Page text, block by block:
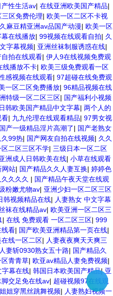
性生活av| 在线亚洲欧美国产精品|
区免费伦理| 欧美一区二区不卡视
麻豆精亚洲av品国产动漫| 欧美一区
在线播放| 99视频在线观看自拍| 久
字幕视频| 亚洲丝袜制服诱惑在线|
拍在线观看| 伊人9在线视频免费观
线播放不卡| 欧美三级免费观看一区
感视频在线观看| 97超碰在线免费观
一区二区免费播放| 96精品视频在线
特级一区二区三区| 国产福利小视频
日韩欧美国产精品中文字幕| 两个人的
看| 九九伦理在线观看精品| 97男女视
国产一级精品淫片高潮了| 国产老熟女
久99热| 国产网友自拍在线视频| 久久
区二区三区不学| 三级日本一区二区
洲成人日韩欧美在线| 小草在线观看
网站| 国产精品久久人妻互换| 婷婷色
久久久 | 国产精品午夜天堂在线观
粉嫩尤物av| 亚洲少妇一区二区三区
韩视频精品在线| 人妻熟女 中文字幕
袜在线精品av| 欧美亚洲一区二区三
| 在线 免费观看 一区二区三区| 999
线看| 国产欧美亚洲精品第一页在线|
在线一区二区| 人妻夜夜爽天天爽三
人妻斩0930熟女五十路| 国产精品久
青青草| 欧亚av精品人妻免费视频|
字幕在线| 韩国日本欧美国产精品|亚
脚交足免在线av| 超碰视频97在线观
姐穿黑丝跳舞视频| 人妻熟妇视频一